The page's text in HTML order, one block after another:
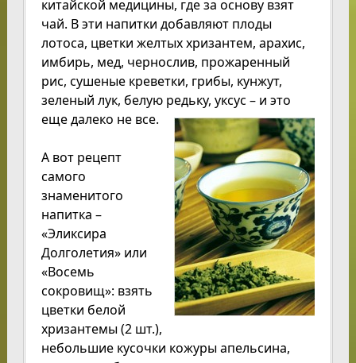
китайской медицины, где за основу взят
чай. В эти напитки добавляют плоды
лотоса, цветки желтых хризантем, арахис,
имбирь, мед, чернослив, прожаренный
рис, сушеные креветки, грибы, кунжут,
зеленый лук, белую редьку, уксус – и это
еще далеко не все.
А вот рецепт
самого
знаменитого
напитка –
«Эликсира
Долголетия» или
«Восемь
сокровищ»: взять
цветки белой
хризантемы (2 шт.),
небольшие кусочки кожуры апельсина,